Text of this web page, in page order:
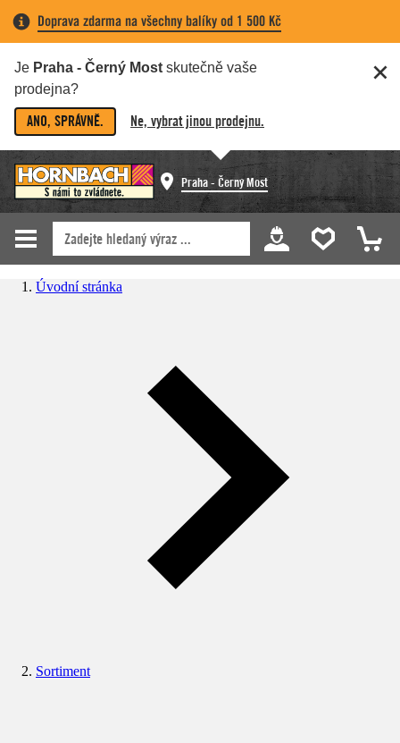
Doprava zdarma na všechny balíky od 1 500 Kč
Je Praha - Černý Most skutečně vaše
prodejna?
ANO, SPRÁVNĚ. Ne, vybrat jinou prodejnu.
Praha - Černý Most
Úvodní stránka
Sortiment